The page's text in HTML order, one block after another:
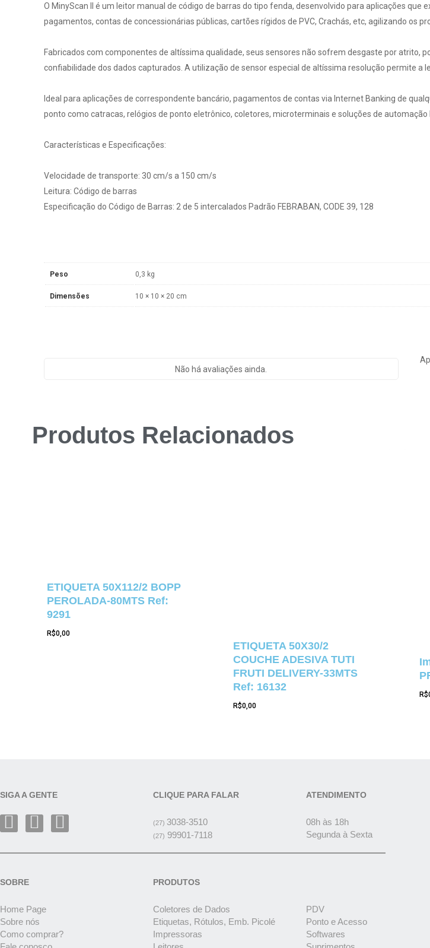
O MinyScan II é um leitor manual de código de barras do tipo fenda, desenvolvido para aplicações
pagamentos, contas de concessionárias públicas, cartões rígidos de PVC, Crachás, etc, agilizando os
Fabricados com componentes de altíssima qualidade, seus sensores não sofrem desgaste por atrito,
confiabilidade dos dados capturados. A utilização de sensor especial de altíssima resolução permite
Ideal para aplicações de correspondente bancário, pagamentos de contas via Internet Banking de
ponto como catracas, relógios de ponto eletrônico, coletores, microterminais e soluções de automação
Características e Especificações:
Velocidade de transporte: 30 cm/s a 150 cm/s
Leitura: Código de barras
Especificação do Código de Barras: 2 de 5 intercalados Padrão FEBRABAN, CODE 39, 128
Peso 0,3 kg
Dimensões 10 × 10 × 20 cm
Não há avaliações ainda.
Produtos Relacionados
ETIQUETA 50X112/2 BOPP
PEROLADA-80MTS Ref:
9291
R$0,00
ETIQUETA 50X30/2
COUCHE ADESIVA TUTI
FRUTI DELIVERY-33MTS
Ref: 16132
R$0,00
R$
SIGA A GENTE CLIQUE PARA FALAR
(27) 3038-3510
(27) 99901-7118
ATENDIMENTO
08h às 18h
Segunda à Sexta
SOBRE
Home Page
Sobre nós
Como comprar?
PRODUTOS
Coletores de Dados
Etiquetas, Rótulos, Emb. Picolé
Impressoras
PDV
Ponto e Acesso
Softwares